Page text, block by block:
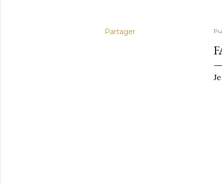
Partager